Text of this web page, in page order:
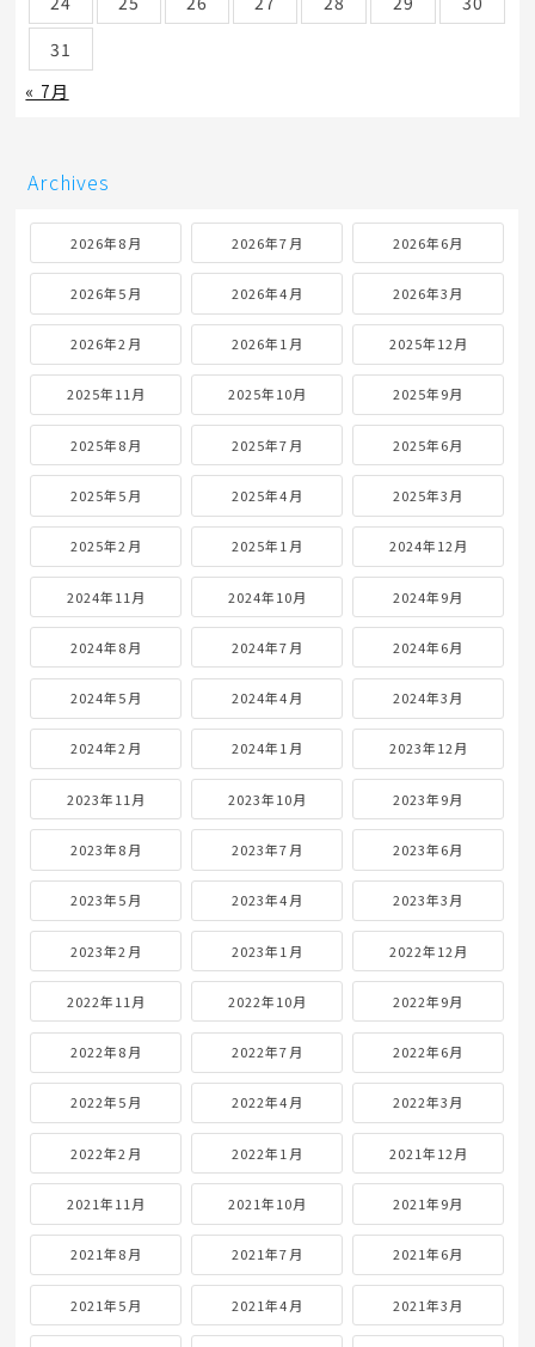
31
« 7月
Archives
2026年8月 2026年7月 2026年6月
2026年5月 2026年4月 2026年3月
2026年2月 2026年1月 2025年12月
2025年11月 2025年10月 2025年9月
2025年8月 2025年7月 2025年6月
2025年5月 2025年4月 2025年3月
2025年2月 2025年1月 2024年12月
2024年11月 2024年10月 2024年9月
2024年8月 2024年7月 2024年6月
2024年5月 2024年4月 2024年3月
2024年2月 2024年1月 2023年12月
2023年11月 2023年10月 2023年9月
2023年8月 2023年7月 2023年6月
2023年5月 2023年4月 2023年3月
2023年2月 2023年1月 2022年12月
2022年11月 2022年10月 2022年9月
2022年8月 2022年7月 2022年6月
2022年5月 2022年4月 2022年3月
2022年2月 2022年1月 2021年12月
2021年11月 2021年10月 2021年9月
2021年8月 2021年7月 2021年6月
2021年5月 2021年4月 2021年3月